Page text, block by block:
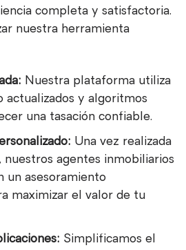
completa y satisfactoria.
nuestra herramienta
Nuestra plataforma utiliza
actualizados y algoritmos
una tasación confiable.
Una vez realizada
nuestros agentes inmobiliarios
un asesoramiento
maximizar el valor de tu
Simplificamos el